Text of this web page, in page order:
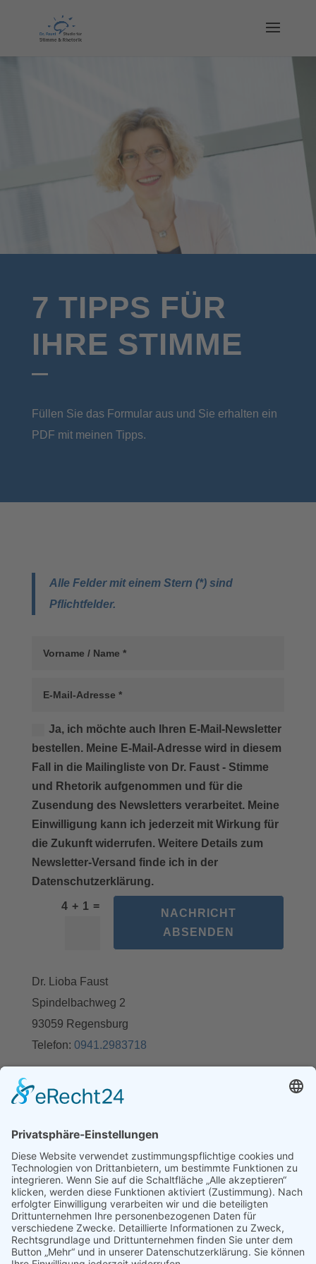
7 TIPPS FÜR
IHRE STIMME
Füllen Sie das Formular aus und Sie erhalten ein
PDF mit meinen Tipps.
Alle Felder mit einem Stern (*) sind
Pflichtfelder.
Ja, ich möchte auch Ihren E-Mail-Newsletter
bestellen. Meine E-Mail-Adresse wird in diesem
Fall in die Mailingliste von Dr. Faust - Stimme
und Rhetorik aufgenommen und für die
Zusendung des Newsletters verarbeitet. Meine
Einwilligung kann ich jederzeit mit Wirkung für
die Zukunft widerrufen. Weitere Details zum
Newsletter-Versand finde ich in der
Datenschutzerklärung.
4 + 1 =
NACHRICHT
ABSENDEN
Dr. Lioba Faust
Spindelbachweg 2
93059 Regensburg
Telefon: 0941.2983718
Ihre persönlichen Daten ausschließlich zum
Zweck der Bearbeitung Ihrer Anfrage verarbeiten,
d.h., Ihre Daten werden von mir auf der Grundlage
Ihrer Einwilligung gemäß Art. 6 Abs. 1 a) DSGVO
verarbeitet.
Ich gebe Ihre Daten keinesfalls an Dritte weiter.
Weitere Informationen entnehmen Sie bitte